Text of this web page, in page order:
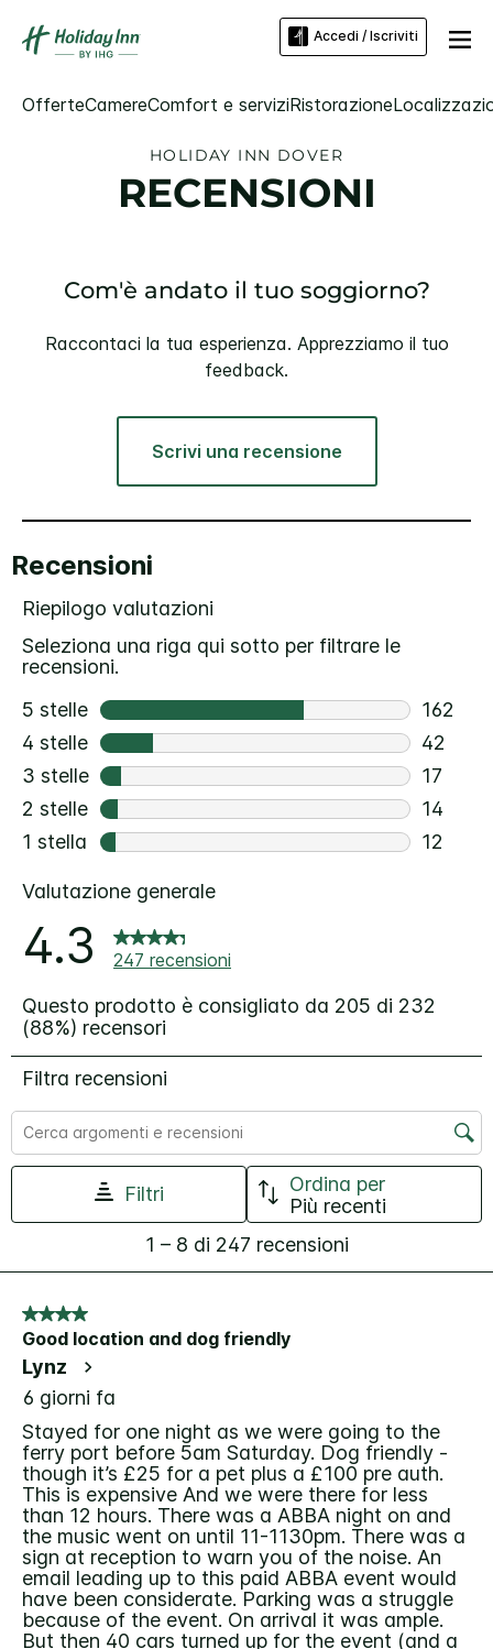
Accedi / Iscriviti
OfferteCamereComfort e serviziRistorazione
HOLIDAY INN DOVER
RECENSIONI
Com'è andato il tuo soggiorno?
Raccontaci la tua esperienza. Apprezziamo il tuo
feedback.
Scrivi una recensione